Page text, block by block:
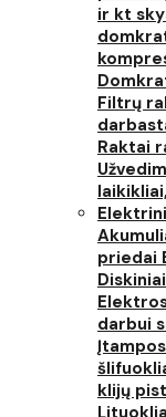
ir kt
Filtrų
Raktai
priedai
darbui
klijų